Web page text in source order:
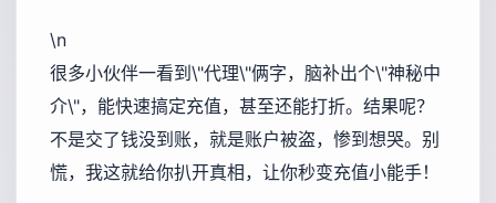
\n
很多小伙伴一看到\"代理\"俩字，脑补出个\"神秘中
介\"，能快速搞定充值，甚至还能打折。结果呢？
不是交了钱没到账，就是账户被盗，惨到想哭。别
慌，我这就给你扒开真相，让你秒变充值小能手！